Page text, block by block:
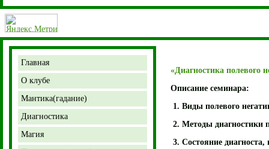
Главная
О клубе
Мантика(гадание)
Диагностика
Магия
«Диагностика полевого
Описание семинара:
1. Виды полевого
2. Методы диагностики
3. Состояние